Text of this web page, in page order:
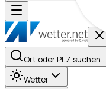
Ort oder PLZ suchen…
Wetter